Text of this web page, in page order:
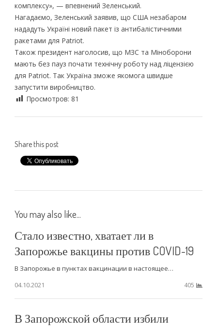
комплексу», — впевнений Зеленський.
Нагадаємо, Зеленський заявив, що США незабаром
нададуть Україні новий пакет із антибалістичними
ракетами для Patriot.
Також президент наголосив, що МЗС та Міноборони
мають без пауз почати технічну роботу над ліцензією
для Patriot. Так Україна зможе якомога швидше
запустити виробництво.
Просмотров: 81
Share this post
You may also like...
Стало известно, хватает ли в
Запорожье вакцины против COVID-19
В Запорожье в пунктах вакцинации в настоящее…
04.10.2021
405
В Запорожской области избили